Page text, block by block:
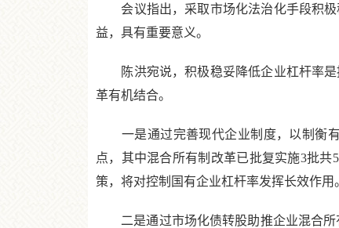
会议指出，采取市场化法治化手段积极
益，具有重要意义。
陈洪宛说，积极稳妥降低企业杠杆率是
革有机结合。
一是通过完善现代企业制度，以制衡有
点，其中混合所有制改革已批复实施3批
策，将对控制国有企业杠杆率发挥长效作用
二是通过市场化债转股助推企业混合所